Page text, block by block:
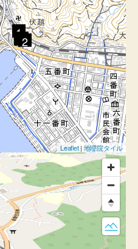
1
2
4
5
Leaflet| 地理院タイル